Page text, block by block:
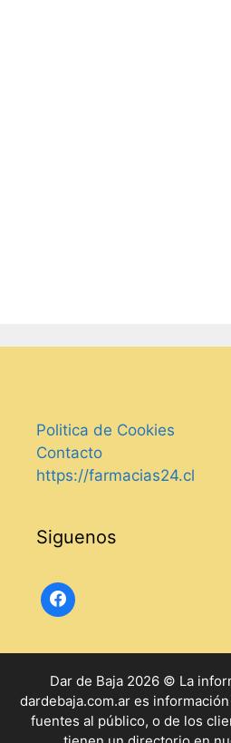
Politica de Cookies
Contacto
https://farmacias24.cl
Siguenos
Dar de Baja 2026 © La
dardebaja.com.ar es
fuentes al público, o de los